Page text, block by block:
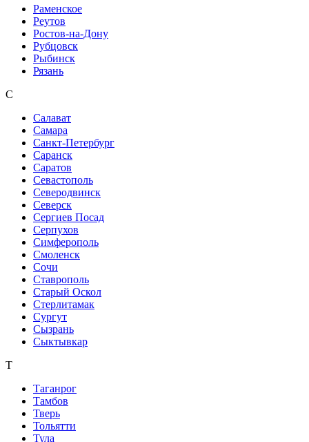
Раменское
Реутов
Ростов-на-Дону
Рубцовск
Рыбинск
Рязань
С
Салават
Самара
Санкт-Петербург
Саранск
Саратов
Севастополь
Северодвинск
Северск
Сергиев Посад
Серпухов
Симферополь
Смоленск
Сочи
Ставрополь
Старый Оскол
Стерлитамак
Сургут
Сызрань
Сыктывкар
Т
Таганрог
Тамбов
Тверь
Тольятти
Тула